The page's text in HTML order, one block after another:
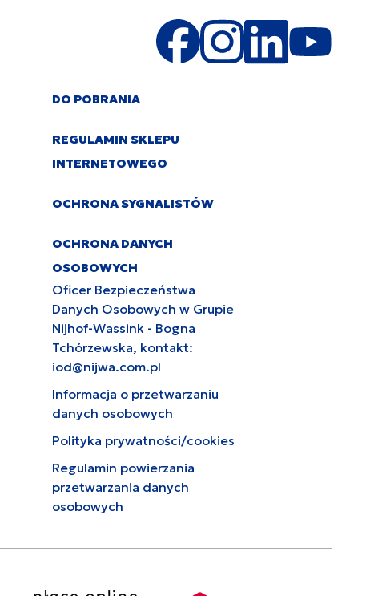
DO POBRANIA
REGULAMIN SKLEPU
INTERNETOWEGO
OCHRONA SYGNALISTÓW
OCHRONA DANYCH
OSOBOWYCH
Oficer Bezpieczeństwa
Danych Osobowych w Grupie
Nijhof-Wassink - Bogna
Tchórzewska, kontakt:
iod@nijwa.com.pl
Informacja o przetwarzaniu
danych osobowych
Polityka prywatności/cookies
Regulamin powierzania
przetwarzania danych
osobowych